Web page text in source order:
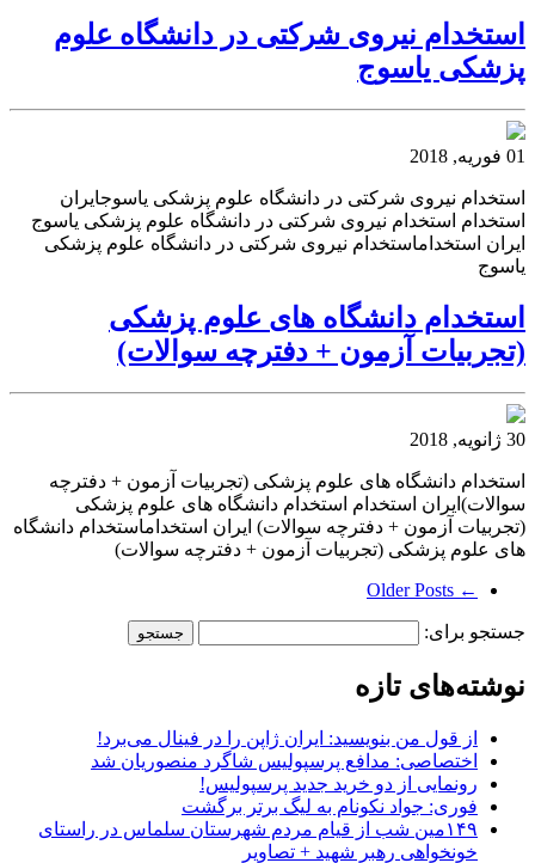
استخدام نیروی شرکتی در دانشگاه علوم
پزشکی یاسوج
01 فوریه, 2018
استخدام نیروی شرکتی در دانشگاه علوم پزشکی یاسوجایران
استخدام استخدام نیروی شرکتی در دانشگاه علوم پزشکی یاسوج
ایران استخداماستخدام نیروی شرکتی در دانشگاه علوم پزشکی
یاسوج
استخدام دانشگاه های علوم پزشکی
(تجربیات آزمون + دفترچه سوالات)
30 ژانویه, 2018
استخدام دانشگاه های علوم پزشکی (تجربیات آزمون + دفترچه
سوالات)ایران استخدام استخدام دانشگاه های علوم پزشکی
(تجربیات آزمون + دفترچه سوالات) ایران استخداماستخدام دانشگاه
های علوم پزشکی (تجربیات آزمون + دفترچه سوالات)
← Older Posts
جستجو برای:
نوشته‌های تازه
از قول من بنویسید: ایران ژاپن را در فینال می‌برد!
اختصاصی: مدافع پرسپولیس شاگرد منصوریان شد
رونمایی از دو خرید جدید پرسپولیس!
فوری: جواد نکونام به لیگ برتر برگشت
۱۴۹مین شب از قیام مردم شهرستان سلماس در راستای
خونخواهی رهبر شهید + تصاویر